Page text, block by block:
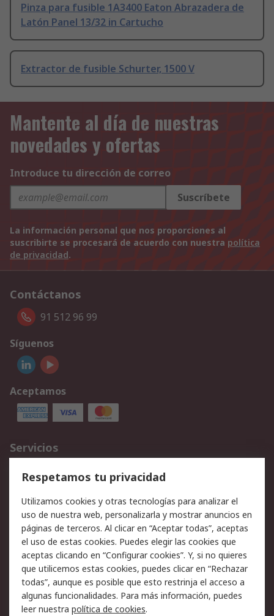
Pinza para fusible 1A3400 Eaton Abrazadera de
Latón Panel 13/32 in Cartucho
Extractor de fusible Schurter, 1500 V
Mantente al día de nuestras
novedades y ofertas
Introduce tu dirección de correo
Suscríbete
La información personal que nos proporciones al
suscribirte se procesará de acuerdo con nuestra política
de privacidad.
Contáctanos
91 512 96 99
Síguenos
Aceptamos
Servicios
Cómo realizar pedidos
Devoluciones
Facturación y pago
Ofertas
Soporte técnico
Legal
Aviso legal
Política de privacidad -
Actualizada
Política sobre cookies
Seguridad de emails
Certificaciones de
Condiciones de venta
Respetamos tu privacidad
Utilizamos cookies y otras tecnologías para analizar el
uso de nuestra web, personalizarla y mostrar anuncios en
páginas de terceros. Al clicar en “Aceptar todas”, aceptas
el uso de estas cookies. Puedes elegir las cookies que
aceptas clicando en “Configurar cookies”. Y, si no quieres
que utilicemos estas cookies, puedes clicar en “Rechazar
todas”, aunque es posible que esto restrinja el acceso a
algunas funcionalidades. Para más información, puedes
leer nuestra política de cookies.